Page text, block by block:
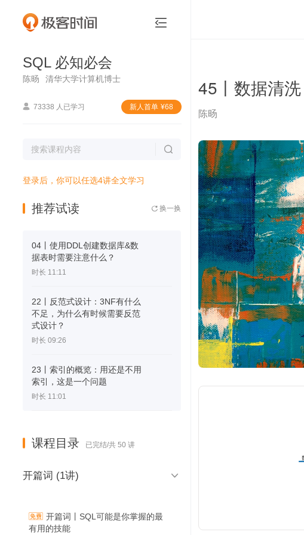

SQL 必知必会
陈旸 清华大学计算机博士
 73338 人已学习 新⼈⾸单 ¥68

登录后，你可以任选4讲全文学习
推荐试读  换一换
04丨使用DDL创建数据库&数
据表时需要注意什么？
时长 11:11
22丨反范式设计：3NF有什么
不足，为什么有时候需要反范
式设计？
时长 09:26
23丨索引的概览：用还是不用
索引，这是一个问题
时长 11:01
课程目录 已完结/共 50 讲
开篇词 (1讲) 
开篇词丨SQL可能是你掌握的最
有用的技能
 SQL 必知必会
45丨数据清
陈旸